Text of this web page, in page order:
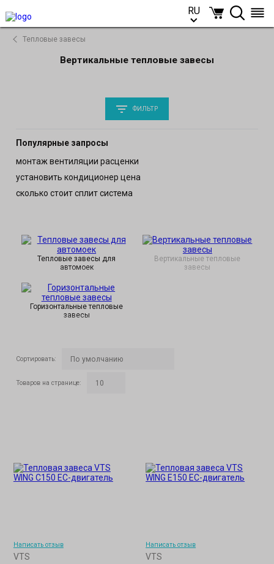
RU
Тепловые завесы
Вертикальные тепловые завесы
ФИЛЬТР
Популярные запросы
монтаж вентиляции расценки
установить кондиционер цена
сколько стоит сплит система
Тепловые завесы для
автомоек
Вертикальные тепловые
завесы
Горизонтальные тепловые
завесы
Сортировать:
Товаров на странице:
Написать отзыв
VTS
Написать отзыв
VTS